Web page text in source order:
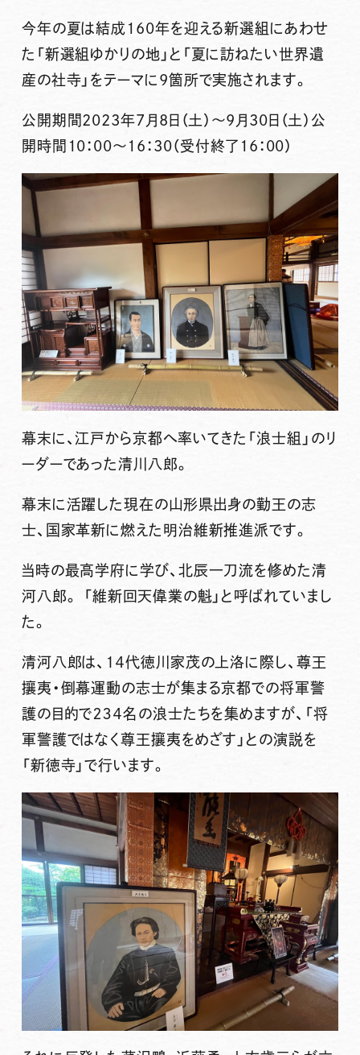
今年の夏は結成160年を迎える新選組にあわせ
た「新選組ゆかりの地」と「夏に訪ねたい世界遺
産の社寺」をテーマに9箇所で実施されます。
公開期間2023年7月8日（土）～9月30日（土）公
開時間10：00～16：30（受付終了16：00）
幕末に、江戸から京都へ率いてきた「浪士組」のリ
ーダーであった清川八郎。
幕末に活躍した現在の山形県出身の勤王の志
士、国家革新に燃えた明治維新推進派です。
当時の最高学府に学び、北辰一刀流を修めた清
河八郎。 「維新回天偉業の魁」と呼ばれていまし
た。
清河八郎は、１４代徳川家茂の上洛に際し、尊王
攘夷・倒幕運動の志士が集まる京都での将軍警
護の目的で２３４名の浪士たちを集めますが、「将
軍警護ではなく尊王攘夷をめざす 」との演説を
「新徳寺」で行います。